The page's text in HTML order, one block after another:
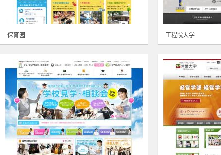
保育园 工程院大学